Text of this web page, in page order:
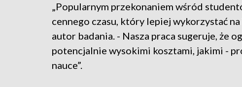
„Popularnym przekonaniem wśród
cennego czasu, który lepiej wykorzystać
autor badania. - Nasza praca sugeruje, że
potencjalnie wysokimi kosztami, jakimi -
nauce”.